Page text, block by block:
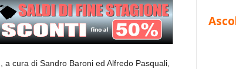
cura di Sandro Baroni ed Alfredo Pasquali,